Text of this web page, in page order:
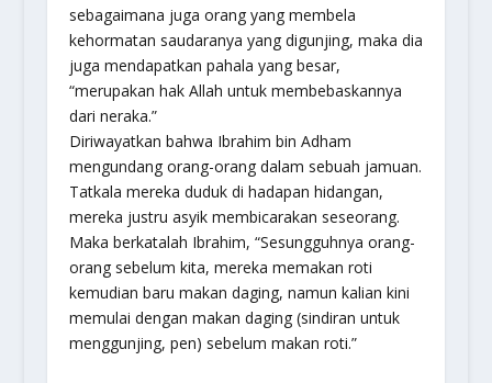
sebagaimana juga orang yang membela
kehormatan saudaranya yang digunjing, maka dia
juga mendapatkan pahala yang besar,
“merupakan hak Allah untuk membebaskannya
dari neraka.”
Diriwayatkan bahwa Ibrahim bin Adham
mengundang orang-orang dalam sebuah jamuan.
Tatkala mereka duduk di hadapan hidangan,
mereka justru asyik membicarakan seseorang.
Maka berkatalah Ibrahim, “Sesungguhnya orang-
orang sebelum kita, mereka memakan roti
kemudian baru makan daging, namun kalian kini
memulai dengan makan daging (sindiran untuk
menggunjing, pen) sebelum makan roti.”